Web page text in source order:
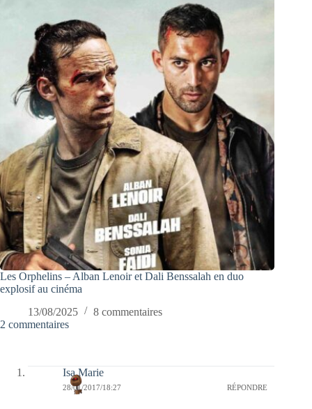
Les Orphelins – Alban Lenoir et Dali Benssalah en duo
explosif au cinéma
13/08/2025
8 commentaires
2 commentaires
Isa Marie
28/01/2017/18:27 RÉPONDRE